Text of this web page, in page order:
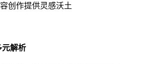
创作提供灵感沃土
元解析